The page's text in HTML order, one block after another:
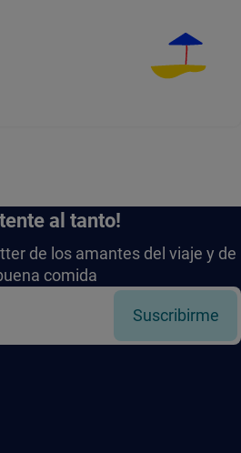
al tanto!
de los amantes del viaje y de
comida
Suscribirme